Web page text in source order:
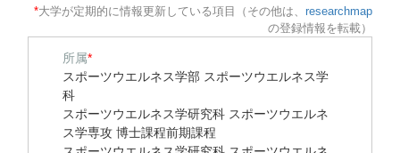
*大学が定期的に情報更新している項目（その他は、 researchmap
の登録情報を転載）
所属*
スポーツウエルネス学部 スポーツウエルネス学
科
スポーツウエルネス学研究科 スポーツウエルネ
ス学専攻 博士課程前期課程